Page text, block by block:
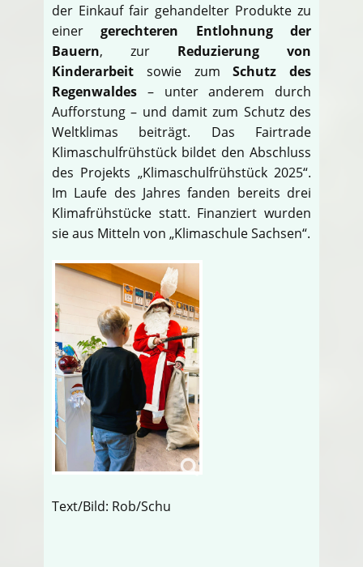
der Einkauf fair gehandelter Produkte zu
einergerechteren Entlohnung der
Bauern, zur Reduzierung von
Kinderarbeit sowie zumSchutz des
Regenwaldes – unter anderem durch
Aufforstung – und damit zum Schutz des
Weltklimas beiträgt. Das Fairtrade
Klimaschulfrühstück bildet den Abschluss
des Projekts „Klimaschulfrühstück 2025“.
Im Laufe des Jahres fanden bereits drei
Klimafrühstücke statt. Finanziert wurden
sie aus Mitteln von „Klimaschule Sachsen“.
Text/Bild: Rob/Schu